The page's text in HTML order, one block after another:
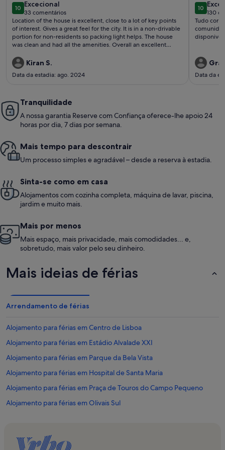
1010 de 10
Excecional
excecional
33 comentários
(33
comentários)
Location of the house is excellent, close to a lot of key points
of interest. Gives a great feel for the city. It is in a non-drivable
portion for non-residents so packing light helps. The house
was clean and had all the amenities. Overall an excellent
Kiran S.
Data da estadia: ago. 2024
1010 de 10
130
(130
Tudo
Data da
Tranquilidade
A nossa garantia Reserve com Confiança oferece-lhe apoio 24
horas por dia, 7 dias por semana.
Mais tempo para descontrair
Um processo simples e agradável – desde a reserva à estadia.
Sinta-se como em casa
Alojamentos com cozinha completa, máquina de lavar, piscina,
jardim e muito mais.
Mais por menos
Mais espaço, mais privacidade, mais comodidades... e,
sobretudo, mais valor pelo seu dinheiro.
Mais ideias de férias
Arrendamento de férias
Alojamento para férias em Centro de Lisboa
Alojamento para férias em Estádio Alvalade XXI
Alojamento para férias em Parque da Bela Vista
Alojamento para férias em Hospital de Santa Maria
Alojamento para férias em Praça de Touros do Campo Pequeno
Alojamento para férias em Olivais Sul
Alojamento para férias em Avenida de Roma
Alojamento para férias em Hospital Curry Cabral